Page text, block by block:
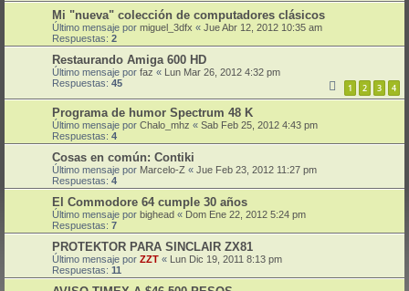
Mi "nueva" colección de computadores clásicos
Último mensaje por miguel_3dfx « Jue Abr 12, 2012 10:35 am
Respuestas: 2
Restaurando Amiga 600 HD
Último mensaje por faz « Lun Mar 26, 2012 4:32 pm
Respuestas: 45 1 2 3 4
Programa de humor Spectrum 48 K
Último mensaje por Chalo_mhz « Sab Feb 25, 2012 4:43 pm
Respuestas: 4
Cosas en común: Contiki
Último mensaje por Marcelo-Z « Jue Feb 23, 2012 11:27 pm
Respuestas: 4
El Commodore 64 cumple 30 años
Último mensaje por bighead « Dom Ene 22, 2012 5:24 pm
Respuestas: 7
PROTEKTOR PARA SINCLAIR ZX81
Último mensaje por ZZT « Lun Dic 19, 2011 8:13 pm
Respuestas: 11